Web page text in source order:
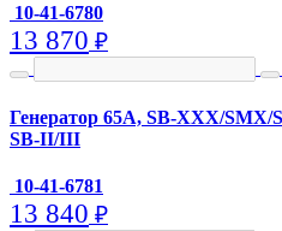
10-41-6780
13 870 ₽
Генератор 65A, SB-XXX/
SB-II/III
10-41-6781
13 840 ₽